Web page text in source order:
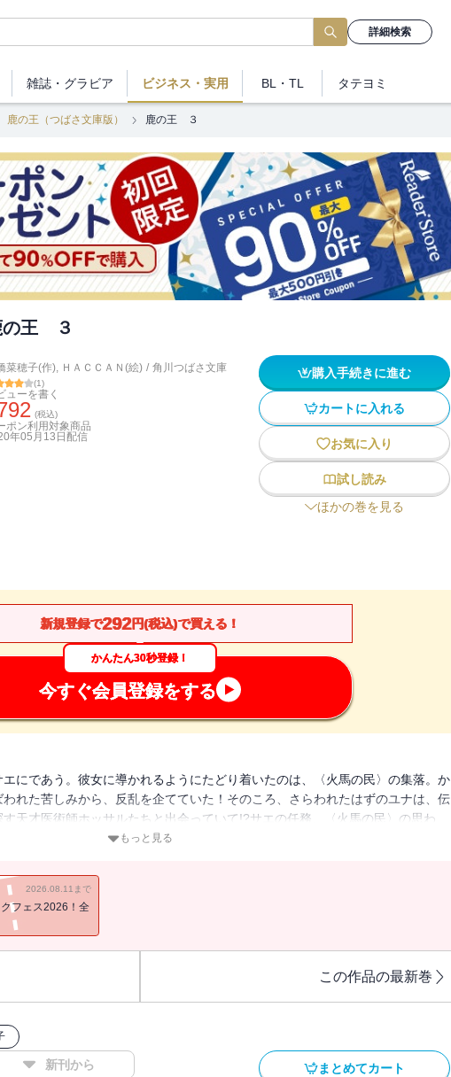
詳細検索
雑誌・ グラビア ビジネス ・実用 BL・TL タテヨミ
鹿の王（つばさ文庫版） 鹿の王 ３
の王 ３
菜穂子(作), ＨＡＣＣＡＮ(絵) / 角川つばさ文庫
(1)
ューを書く
(税込)
ポン利用対象商品
年05月13日 配信
購入手続きに進む
カートに入れる
お気に入り
試し読み
ほかの巻を見る
新規登録で292円(税込)で買える！
かんたん30秒登録！
今すぐ会員登録をする
にであう。彼女に導かれるようにたどり着いたのは、〈火馬の民〉の集落。か
れた苦しみから、反乱を企てていた！そのころ、さらわれたはずのユナは、伝
天才医術師ホッサルたちと出会っていて!?サエの任務、〈火馬の民〉の思わ
で、ユナとヴァンは、無事に再会できるのか!?【小学上級から ★★★】
もっと見る
2026.08.11まで
クフェス2026！全
この作品の最新巻
新刊から まとめてカート